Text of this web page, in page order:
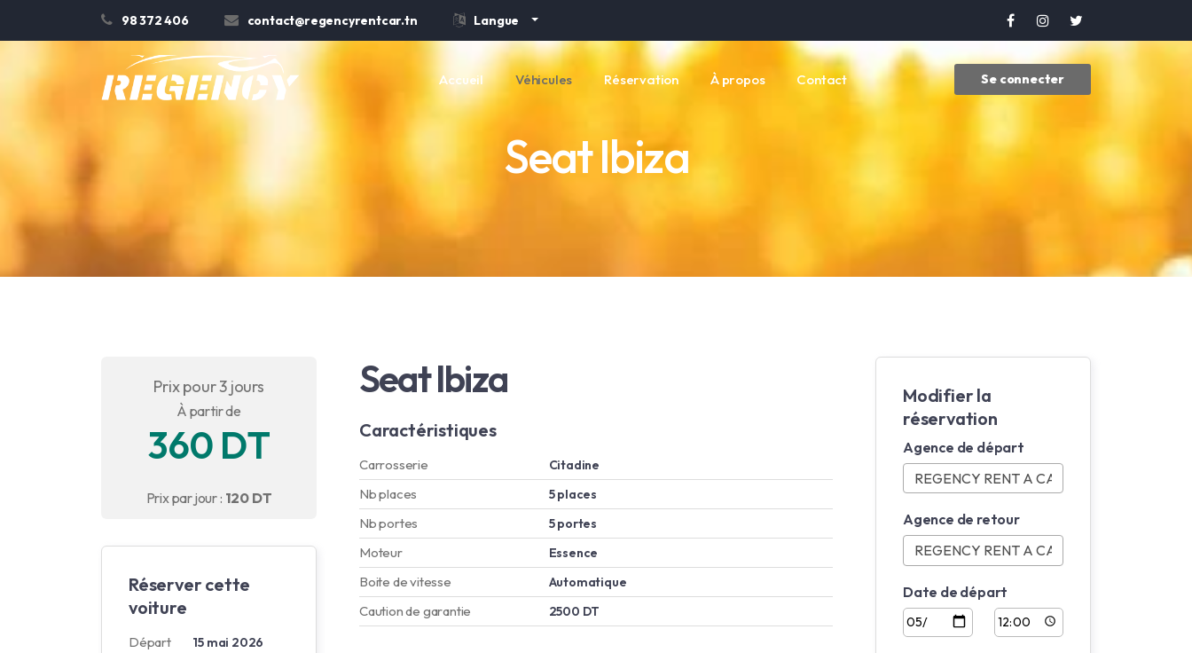
98 372 406 contact@regencyrentcar.tn Langue
Accueil Véhicules Réservation À propos Contact Se connecter
Seat Ibiza
Prix pour 3 jours
À partir de
360 DT
Prix par jour : 120 DT
Réserver cette
voiture
Départ 15 mai 2026
Seat Ibiza
Caractéristiques
Carrosserie Citadine
Nb places 5 places
Nb portes 5 portes
Moteur Essence
Boite de vitesse Automatique
Caution de garantie 2500 DT
Modifier la
réservation
Agence de départ
Agence de retour
Date de départ